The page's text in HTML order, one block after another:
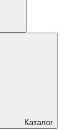
Каталог